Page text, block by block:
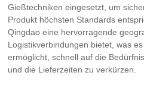
Gießtechniken eingesetzt, um
Produkt höchsten Standards
Qingdao eine hervorragende
Logistikverbindungen bietet, was
ermöglicht, schnell auf die
und die Lieferzeiten zu verkürzen.